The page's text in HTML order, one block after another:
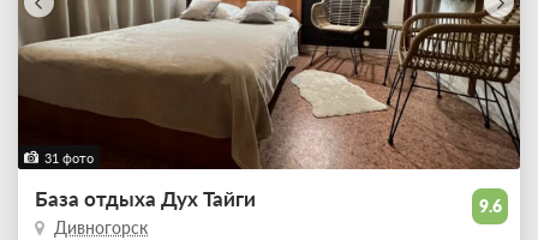
31 фото
9.6
База отдыха Дух Тайги
Дивногорск